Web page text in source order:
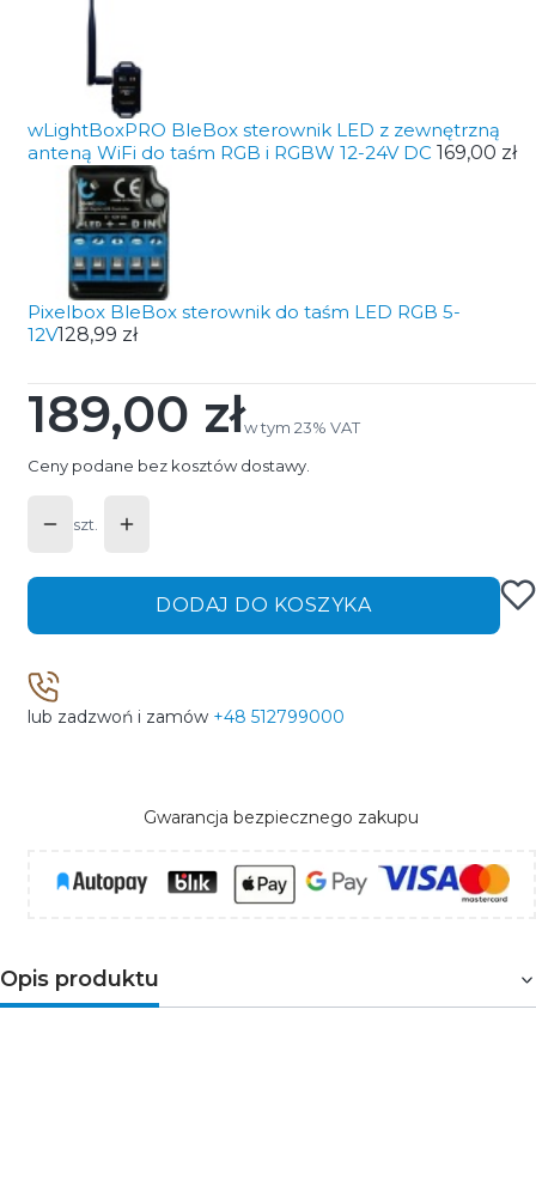
wLightBoxPRO BleBox sterownik LED z zewnętrzną
anteną WiFi do taśm RGB i RGBW 12-24V DC 169,00 zł
Pixelbox BleBox sterownik do taśm LED RGB 5-
12V128,99 zł
Cena
189,00 złw tym 23% VAT
w tym 23% VAT
Ceny podane bez kosztów dostawy.
szt.
DODAJ DO KOSZYKA
lub zadzwoń i zamów +48 512799000
Gwarancja bezpiecznego zakupu
Opis produktu